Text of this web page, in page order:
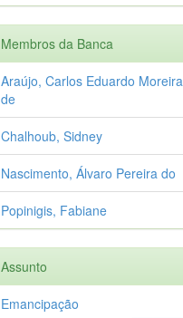
Membros da Banca
Araújo, Carlos Eduardo Moreira
de
Chalhoub, Sidney
Nascimento, Álvaro Pereira do
Popinigis, Fabiane
Assunto
Emancipação